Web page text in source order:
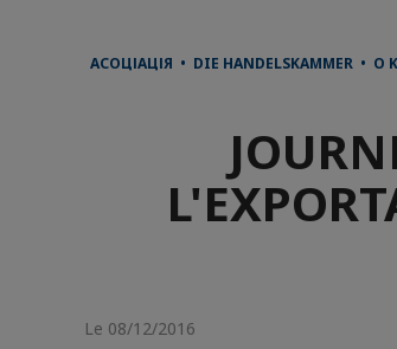
АСОЦІАЦІЯ • DIE HANDELSKAMMER • O
Le 08/12/2016